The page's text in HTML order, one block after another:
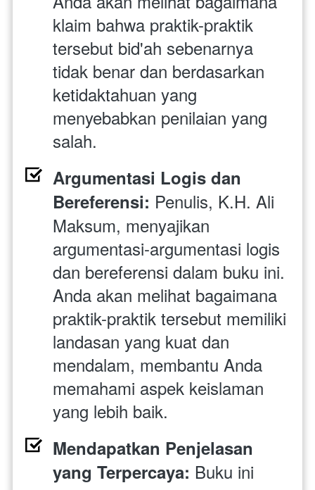
klaim bahwa praktik-praktik
tersebut bid'ah sebenarnya
tidak benar dan berdasarkan
ketidaktahuan yang
menyebabkan penilaian yang
salah.
Argumentasi Logis dan
Bereferensi: Penulis, K.H. Ali
Maksum, menyajikan
argumentasi-argumentasi logis
dan bereferensi dalam buku ini.
Anda akan melihat bagaimana
praktik-praktik tersebut memiliki
landasan yang kuat dan
mendalam, membantu Anda
memahami aspek keislaman
yang lebih baik.
Mendapatkan Penjelasan
yang Terpercaya: Buku ini